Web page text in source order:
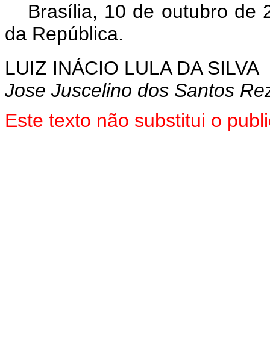
Brasília, 10 de outubro de
da República.
LUIZ INÁCIO LULA DA SILVA
Jose Juscelino dos Santos
Este texto não substitui o